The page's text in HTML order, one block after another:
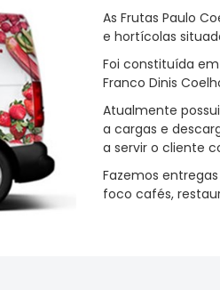
As Frutas Paulo
e hortícolas
Foi constituída
Franco Dinis
Atualmente
a cargas e
a servir o cliente
Fazemos
foco cafés,